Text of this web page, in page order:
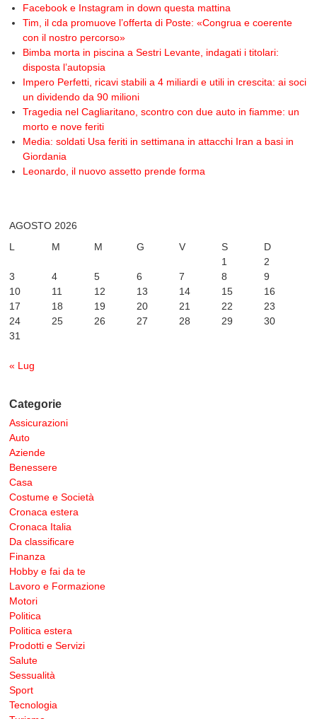
Facebook e Instagram in down questa mattina
Tim, il cda promuove l’offerta di Poste: «Congrua e coerente
con il nostro percorso»
Bimba morta in piscina a Sestri Levante, indagati i titolari:
disposta l’autopsia
Impero Perfetti, ricavi stabili a 4 miliardi e utili in crescita: ai soci
un dividendo da 90 milioni
Tragedia nel Cagliaritano, scontro con due auto in fiamme: un
morto e nove feriti
Media: soldati Usa feriti in settimana in attacchi Iran a basi in
Giordania
Leonardo, il nuovo assetto prende forma
AGOSTO 2026
L
M M G V S
D
1
2
3
4 5 6 7 8
9
10
11 12 13 14 15
16
17
18 19 20 21 22
23
24
25 26 27 28 29
30
31
« Lug
Categorie
Assicurazioni
Auto
Aziende
Benessere
Casa
Costume e Società
Cronaca estera
Cronaca Italia
Da classificare
Finanza
Hobby e fai da te
Lavoro e Formazione
Motori
Politica
Politica estera
Prodotti e Servizi
Salute
Sessualità
Sport
Tecnologia